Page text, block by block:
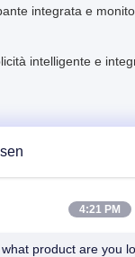
integrata e
intelligente e
4:21 PM
product are you